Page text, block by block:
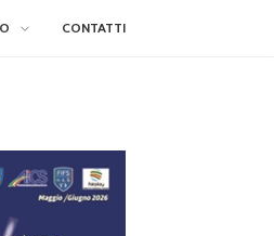
CONTATTI